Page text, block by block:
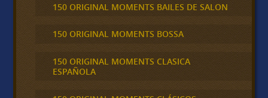
150 ORIGINAL MOMENTS BAILES DE SALON
150 ORIGINAL MOMENTS BOSSA
150 ORIGINAL MOMENTS CLASICA
ESPAÑOLA